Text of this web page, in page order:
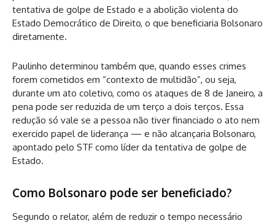
tentativa de golpe de Estado e a abolição violenta do
Estado Democrático de Direito, o que beneficiaria Bolsonaro
diretamente.
Paulinho determinou também que, quando esses crimes
forem cometidos em “contexto de multidão”, ou seja,
durante um ato coletivo, como os ataques de 8 de Janeiro, a
pena pode ser reduzida de um terço a dois terços. Essa
redução só vale se a pessoa não tiver financiado o ato nem
exercido papel de liderança — e não alcançaria Bolsonaro,
apontado pelo STF como líder da tentativa de golpe de
Estado.
Como Bolsonaro pode ser beneficiado?
Segundo o relator, além de reduzir o tempo necessário